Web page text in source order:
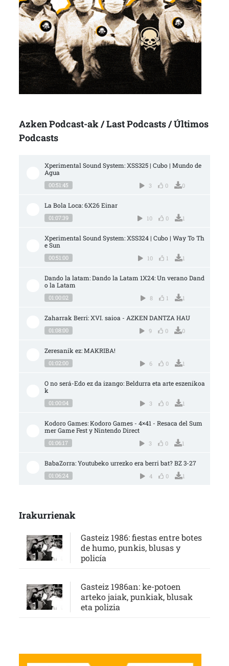
Azken Podcast-ak / Last Podcasts / Últimos
Podcasts
Xperimental Sound System: XSS325 | Cubo | Mundo de
Agua
00:51:45 3 0 0
La Bola Loca: 6X26 Einar
01:07:39 10 0 1
Xperimental Sound System: XSS324 | Cubo | Way To Th
e Sun
00:51:00 10 1 1
Dando la latam: Dando la Latam 1X24: Un verano Dand
o la Latam
01:00:02 8 1 1
Zaharrak Berri: XVI. saioa - AZKEN DANTZA HAU
01:08:00 9 0 0
Zeresanik ez: MAKRIBA!
01:02:00 6 0 1
O no será-Edo ez da izango: Beldurra eta arte eszenikoa
k
01:00:04 3 0 1
Kodoro Games: Kodoro Games - 4×41 - Resaca del Sum
mer Game Fest y Nintendo Direct
01:06:17 3 0 1
BabaZorra: Youtubeko urrezko era berri bat? BZ 3-27
01:06:24 4 0 1
Irakurrienak
Gasteiz 1986: fiestas entre botes
de humo, punkis, blusas y
policía
Gasteiz 1986an: ke-potoen
arteko jaiak, punkiak, blusak
eta polizia